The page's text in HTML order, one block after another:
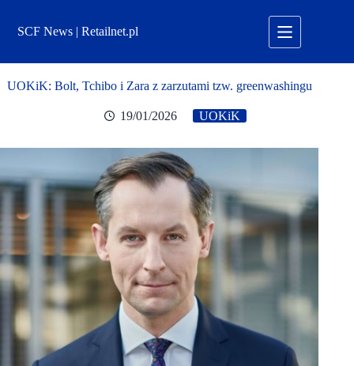
treściSCF News | Retailnet.pl
UOKiK: Bolt, Tchibo i Zara z zarzutami tzw. greenwashingu
19/01/2026 UOKiK